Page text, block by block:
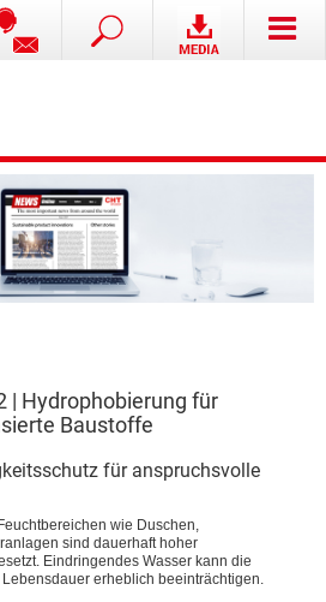
| Hydrophobierung für
Baustoffe
für anspruchsvolle
wie Duschen,
sind dauerhaft hoher
Eindringendes Wasser kann die
erheblich beeinträchtigen.